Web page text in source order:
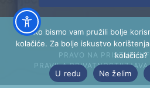
PRAVO NA PRISTUP
PRAVILA PRIVATNOSTI
Kako bismo vam pružili bolje
kolačiće. Za bolje iskustvo
kolačića?
U redu
Ne želim